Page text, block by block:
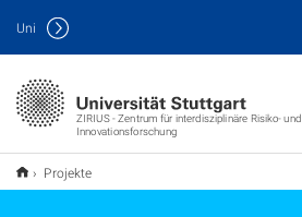
ZIRIUS - Zentrum für interdisziplinäre Risiko- und
Innovationsforschung
Uni
Projekte